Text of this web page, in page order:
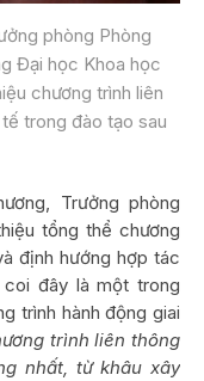
phòng Phòng
Đại học Khoa học
chương trình liên
trong đào tạo sau
Trưởng phòng
tổng thể chương
định hướng hợp tác
đây là một trong
trình hành động giai
trình liên thông
nhất, từ khâu xây